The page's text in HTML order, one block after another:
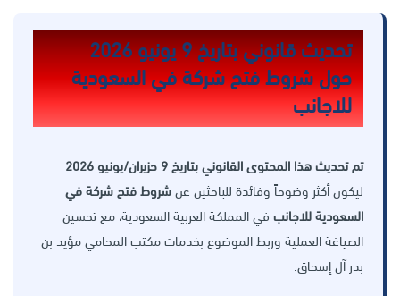
تحديث قانوني بتاريخ 9 يونيو 2026
حول شروط فتح شركة في السعودية
للاجانب
تم تحديث هذا المحتوى القانوني بتاريخ 9 حزيران/يونيو 2026
ليكون أكثر وضوحاً وفائدة للباحثين عنشروط فتح شركة في
السعودية للاجانب في المملكة العربية السعودية، مع تحسين
الصياغة العملية وربط الموضوع بخدمات مكتب المحامي مؤيد بن
بدر آل إسحاق.